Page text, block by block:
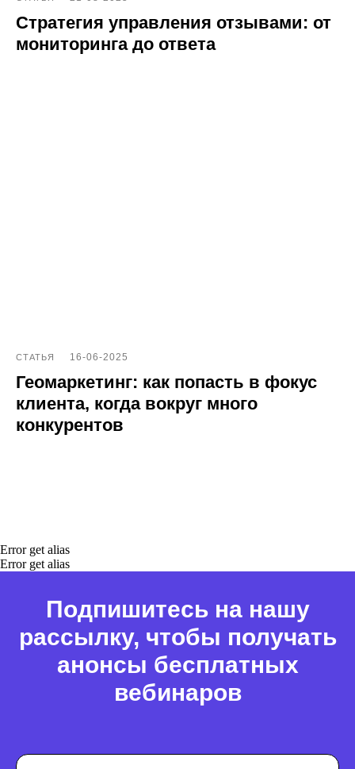
Стратегия управления отзывами: от
мониторинга до ответа
СТАТЬЯ 16-06-2025
Геомаркетинг: как попасть в фокус
клиента, когда вокруг много
конкурентов
Error get alias
Error get alias
Подпишитесь на нашу
рассылку, чтобы получать
анонсы бесплатных
вебинаров